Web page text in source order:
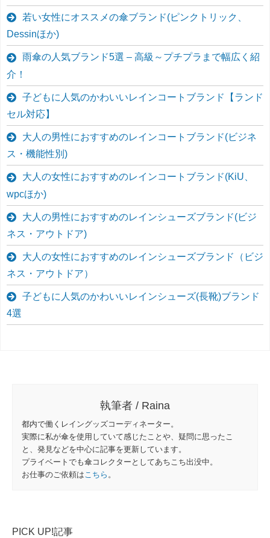
若い女性にオススメの傘ブランド(ピンクトリック、
Dessinほか)
雨傘の人気ブランド5選 – 高級～プチプラまで幅広く紹
介！
子どもに人気のかわいいレインコートブランド【ランド
セル対応】
大人の男性におすすめのレインコートブランド(ビジネ
ス・機能性別)
大人の女性におすすめのレインコートブランド(KiU、
wpcほか)
大人の男性におすすめのレインシューズブランド(ビジ
ネス・アウトドア)
大人の女性におすすめのレインシューズブランド（ビジ
ネス・アウトドア）
子どもに人気のかわいいレインシューズ(長靴)ブランド
4選
執筆者 / Raina
都内で働くレイングッズコーディネーター。
実際に私が傘を使用していて感じたことや、疑問に思ったこ
と、発見などを中心に記事を更新しています。
プライベートでも傘コレクターとしてあちこち出没中。
お仕事のご依頼はこちら 。
PICK UP!記事